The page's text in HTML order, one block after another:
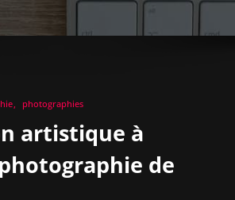
photographies
artistique à
de